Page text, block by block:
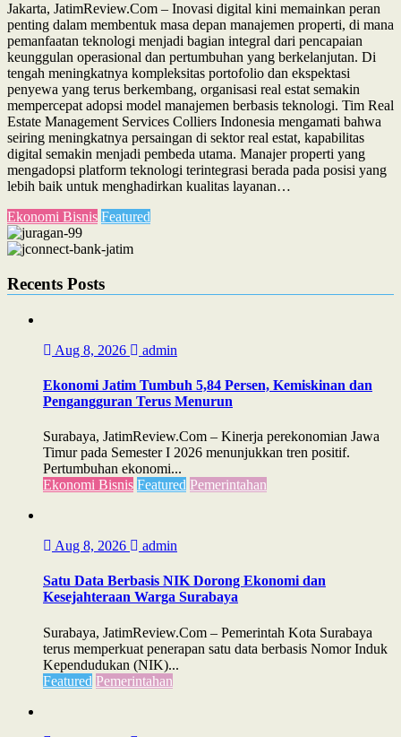
Jakarta, JatimReview.Com – Inovasi digital kini memainkan peran
penting dalam membentuk masa depan manajemen properti, di mana
pemanfaatan teknologi menjadi bagian integral dari pencapaian
keunggulan operasional dan pertumbuhan yang berkelanjutan. Di
tengah meningkatnya kompleksitas portofolio dan ekspektasi
penyewa yang terus berkembang, organisasi real estat semakin
mempercepat adopsi model manajemen berbasis teknologi. Tim Real
Estate Management Services Colliers Indonesia mengamati bahwa
seiring meningkatnya persaingan di sektor real estat, kapabilitas
digital semakin menjadi pembeda utama. Manajer properti yang
mengadopsi platform teknologi terintegrasi berada pada posisi yang
lebih baik untuk menghadirkan kualitas layanan…
Ekonomi Bisnis Featured
Recents Posts
Aug 8, 2026 admin
Ekonomi Jatim Tumbuh 5,84 Persen, Kemiskinan dan
Pengangguran Terus Menurun
Surabaya, JatimReview.Com – Kinerja perekonomian Jawa
Timur pada Semester I 2026 menunjukkan tren positif.
Pertumbuhan ekonomi...
Ekonomi Bisnis Featured Pemerintahan
Aug 8, 2026 admin
Satu Data Berbasis NIK Dorong Ekonomi dan
Kesejahteraan Warga Surabaya
Surabaya, JatimReview.Com – Pemerintah Kota Surabaya
terus memperkuat penerapan satu data berbasis Nomor Induk
Kependudukan (NIK)...
Featured Pemerintahan